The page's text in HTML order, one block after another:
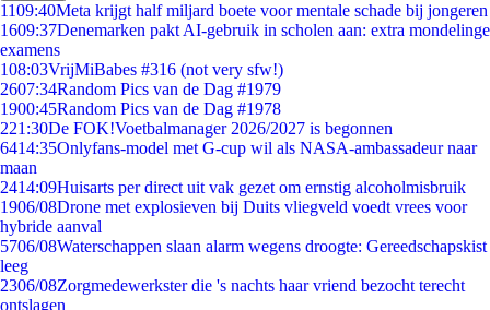
1109:40Meta krijgt half miljard boete voor mentale schade bij jongeren
1609:37Denemarken pakt AI-gebruik in scholen aan: extra mondelinge
examens
108:03VrijMiBabes #316 (not very sfw!)
2607:34Random Pics van de Dag #1979
1900:45Random Pics van de Dag #1978
221:30De FOK!Voetbalmanager 2026/2027 is begonnen
6414:35Onlyfans-model met G-cup wil als NASA-ambassadeur naar
maan
2414:09Huisarts per direct uit vak gezet om ernstig alcoholmisbruik
1906/08Drone met explosieven bij Duits vliegveld voedt vrees voor
hybride aanval
5706/08Waterschappen slaan alarm wegens droogte: Gereedschapskist
leeg
2306/08Zorgmedewerkster die 's nachts haar vriend bezocht terecht
ontslagen